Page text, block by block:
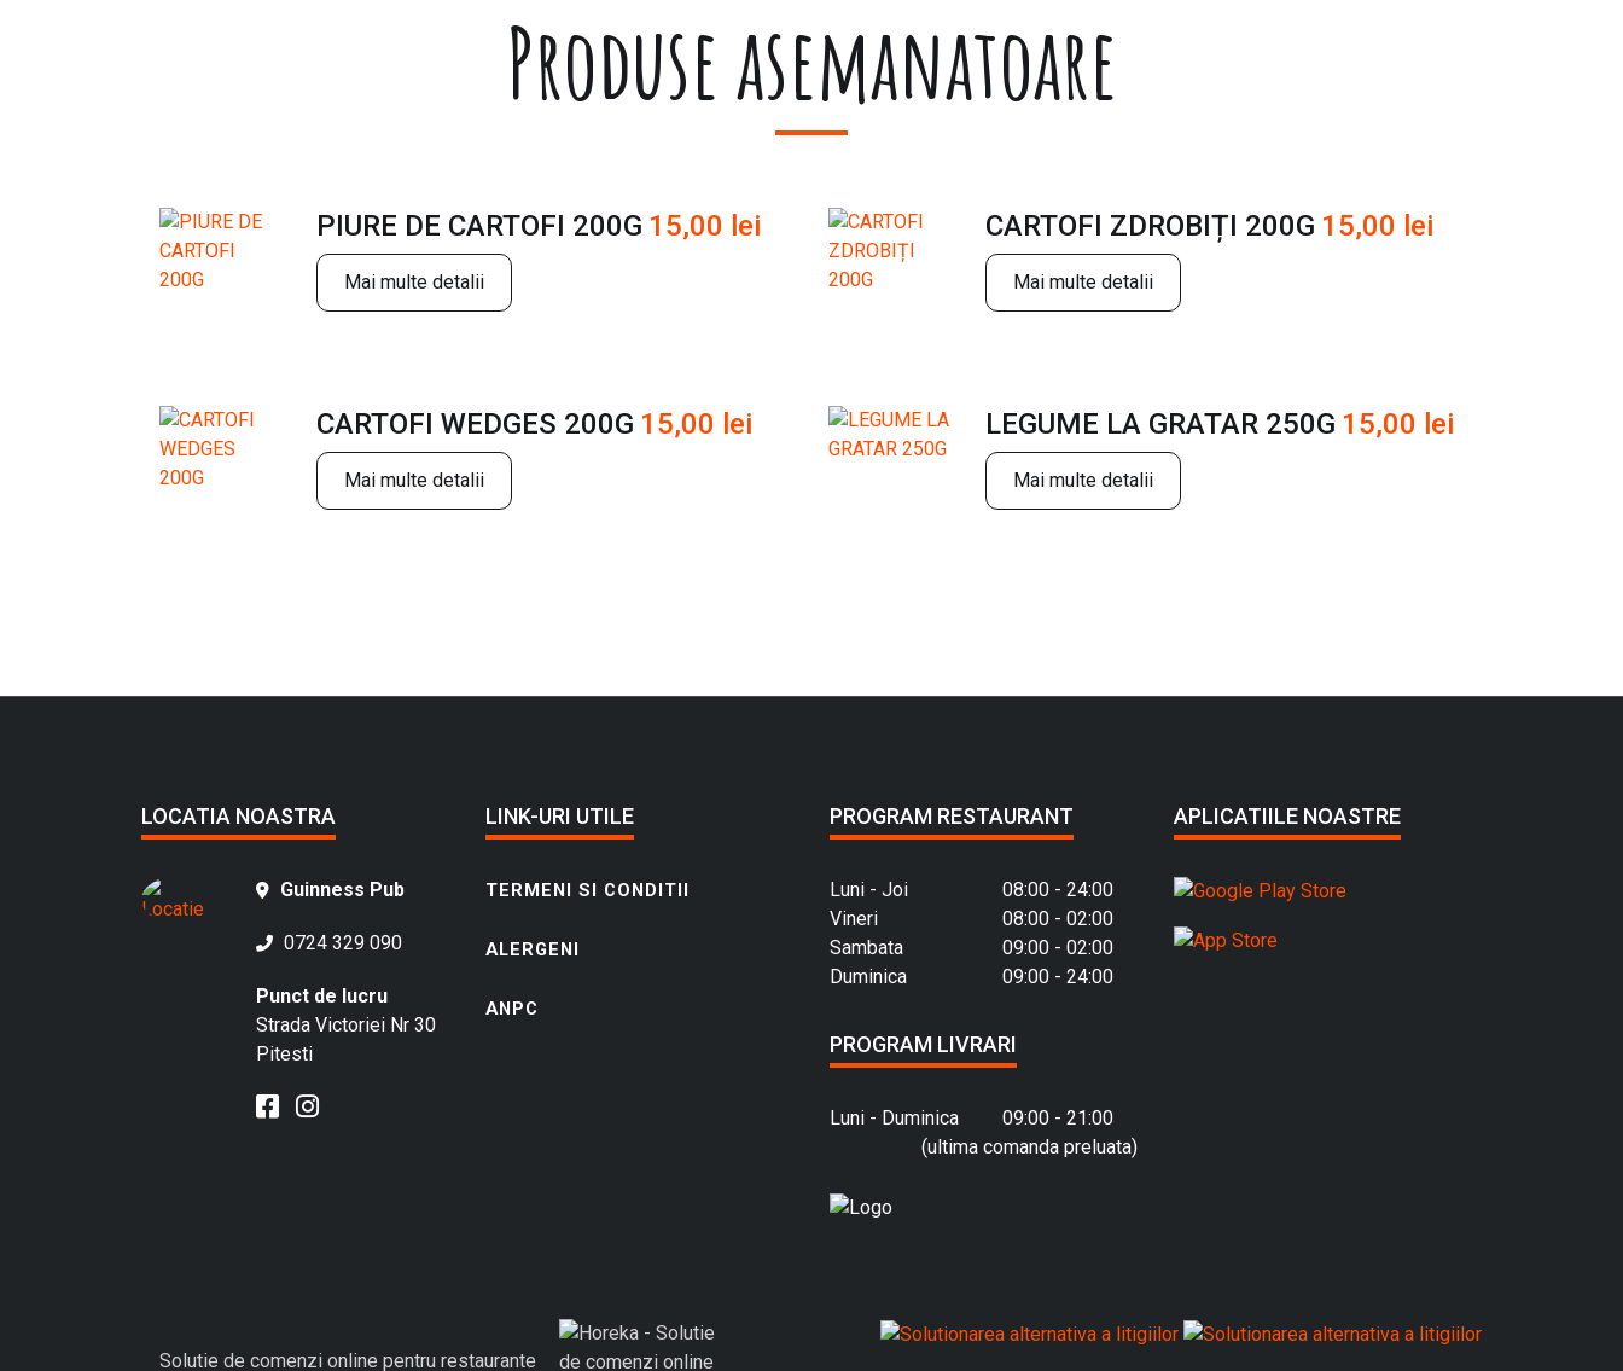
Produse asemanatoare
PIURE DE CARTOFI 200G 15,00 lei
Mai multe detalii
CARTOFI ZDROBIȚI 200G 15,00 lei
Mai multe detalii
CARTOFI WEDGES 200G 15,00 lei
Mai multe detalii
LEGUME LA GRATAR 250G 15,00 lei
Mai multe detalii
LOCATIA NOASTRA
Guinness Pub
0724 329 090
Punct de lucru
Strada Victoriei Nr 30
Pitesti
LINK-URI UTILE
TERMENI SI CONDITII
ALERGENI
ANPC
PROGRAM RESTAURANT
Luni - Joi
08:00 - 24:00
Vineri
08:00 - 02:00
Sambata
09:00 - 02:00
Duminica
09:00 - 24:00
PROGRAM LIVRARI
Luni - Duminica
09:00 - 21:00
(ultima comanda preluata)
APLICATIILE NOASTRE
Solutie de comenzi online pentru restaurante